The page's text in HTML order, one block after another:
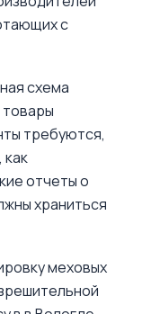
с
схема
требуются,
отчеты о
храниться
меховых